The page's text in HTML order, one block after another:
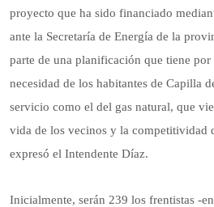
proyecto que ha sido financiado
ante la Secretaría de Energía de la
parte de una planificación que tiene por
necesidad de los habitantes de Capilla
servicio como el del gas natural, que
vida de los vecinos y la competitividad
expresó el Intendente Díaz.
Inicialmente, serán 239 los frentistas -